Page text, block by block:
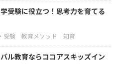
学受験に役立つ！思考力を育てる
受験 教育メソッド 知育
ル教育ならココアスキッズイン